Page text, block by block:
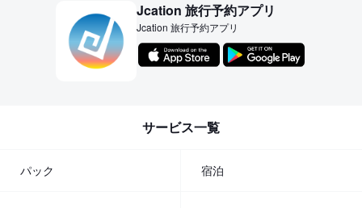
Jcation 旅行予約アプリ
Jcation 旅行予約アプリ
サービス一覧
パック 宿泊